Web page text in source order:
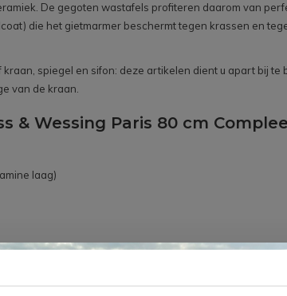
De gegoten wastafels profiteren daarom van
die het gietmarmer beschermt tegen krassen en
spiegel en sifon: deze artikelen dient u apart bij
van de kraan.
& Wessing Paris 80 cm
laag)